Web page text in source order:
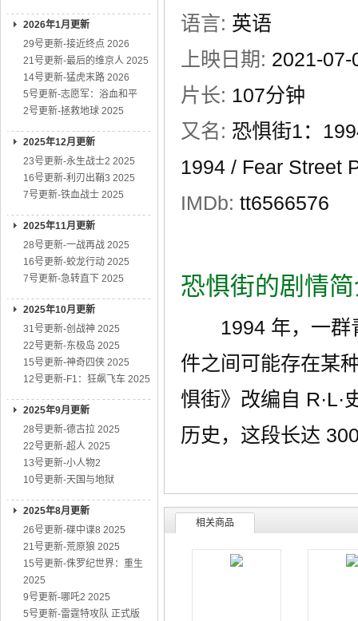
2026年1月更新
29号更新-接近终点 2026
21号更新-最后的维京人 2025
14号更新-猛虎末路 2026
5号更新-志愿军：浴血和平
2号更新-拯救地球 2025
2025年12月更新
23号更新-永生战士2 2025
16号更新-利刃出鞘3 2025
7号更新-铁血战士 2025
2025年11月更新
28号更新-一战再战 2025
16号更新-蛟龙行动 2025
7号更新-急转直下 2025
2025年10月更新
31号更新-创战神 2025
22号更新-东极岛 2025
15号更新-神奇四侠 2025
12号更新-F1：狂飙飞车 2025
2025年9月更新
28号更新-德古拉 2025
22号更新-超人 2025
13号更新-小人物2
10号更新-天国与地狱
2025年8月更新
26号更新-碟中谍8 2025
21号更新-荒原狼 2025
15号更新-侏罗纪世界：重生
2025
9号更新-哪吒2 2025
5号更新-雷霆特攻队 正式版
语言: 英语
上映日期: 2021-07-
片长: 107分钟
又名: 恐惧街1：
1994 / Fear Street
IMDb: tt6566576
恐惧街的剧情
1994 年，一群青
件之间可能存在某
惧街》改编自
历史，这段长达
相关商品